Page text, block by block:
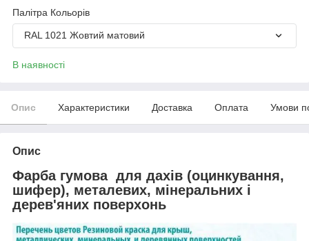
Палітра Кольорів
RAL 1021 Жовтий матовий
В наявності
Опис Характеристики Доставка Оплата Умови
Опис
Фарба гумова для дахів (оцинкування,
шифер), металевих, мінеральних і
дерев'яних поверхонь